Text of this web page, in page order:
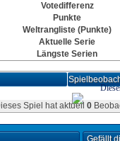
Votedifferenz
Punkte
Weltrangliste (Punkte)
Aktuelle Serie
Längste Serien
Spiel hat aktuell 0
Gefällt